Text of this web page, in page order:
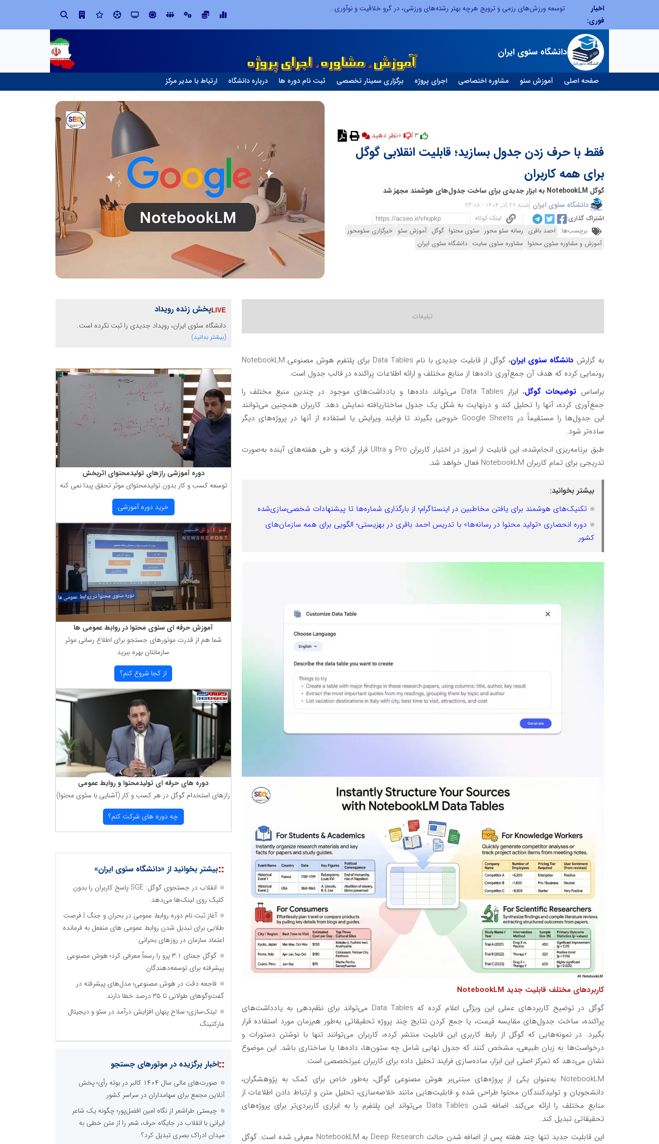
اخبار
فوری:
توسعه ورزش‌های رزمی و ترویج هرچه بهتر رشته‌های ورزشی، در گرو خلاقیت و نوآوری است نوآوری و یادگیری دیجیتال؛
دانشگاه سئوی ایران
صفحه اصلی آموزش سئو مشاوره اختصاصی اجرای پروژه برگزاری سمینار تخصصی ثبت نام دوره ها درباره دانشگاه ارتباط با مدیر مرکز
3 |
فقط با حرف زدن جدول بسازید؛ قابلیت انقلابی گوگل
برای همه کاربران
گوگل NotebookLM به ابزار جدیدی برای ساخت جدول‌های هوشمند مجهز شد
دانشگاه سئوی ایران شنبه 29 آذر 1404 - 23:08
اشتراک گذاری:
لینک کوتاه
برچسب‌ها: احمد باقری رسانه سئو محور سئوی محتوا گوگل آموزش سئو خبرگزاری سئومحور
آموزش و مشاوره سئوی محتوا مشاوره سئوی سایت دانشگاه سئوی ایران
به گزارش دانشگاه سئوی ایران
، گوگل از قابلیت جدیدی با نام Data Tables برای پلتفرم هوش مصنوعی NotebookLM
رونمایی کرده که هدف آن جمع‌آوری داده‌ها از منابع مختلف و ارائه اطلاعات پراکنده در قالب جدول است.
براساس توضیحات گوگل
، ابزار Data Tables می‌تواند داده‌ها و یادداشت‌های موجود در چندین منبع مختلف را
جمع‌آوری کرده، آنها را تحلیل کند و درنهایت به شکل یک جدول ساختاریافته نمایش دهد. کاربران همچنین می‌توانند
این جدول‌ها را مستقیماً در Google Sheets خروجی بگیرند تا فرایند ویرایش یا استفاده از آنها در پروژه‌های دیگر
ساده‌تر شود.
طبق برنامه‌ریزی انجام‌شده، این قابلیت از امروز در اختیار کاربران Pro و Ultra قرار گرفته و طی هفته‌های آینده به‌صورت
تدریجی برای تمام کاربران NotebookLM فعال خواهد شد.
بیشتر بخوانید:
تکنیک‌های هوشمند برای یافتن مخاطبین در اینستاگرام؛ از بارگذاری شماره‌ها تا پیشنهادات شخصی‌سازی‌شده
دوره انحصاری «تولید محتوا در رسانه‌ها» با تدریس احمد باقری در بهزیستی؛ الگویی برای همه سازمان‌های
کشور
کاربردهای مختلف قابلیت جدید NotebookLM
گوگل در توضیح کاربردهای عملی این ویژگی اعلام کرده که Data Tables می‌تواند برای نظم‌دهی به یادداشت‌های
پراکنده، ساخت جدول‌های مقایسه قیمت، یا جمع‌ کردن نتایج چند پروژه تحقیقاتی به‌طور هم‌زمان مورد استفاده قرار
بگیرد. در نمونه‌هایی که گوگل از رابط کاربری این قابلیت منتشر کرده، کاربران می‌توانند تنها با نوشتن دستورات و
درخواست‌ها به زبان طبیعی، مشخص کنند که جدول نهایی شامل چه ستون‌ها، داده‌ها یا ساختاری باشد. این موضوع
نشان می‌دهد که تمرکز اصلی این ابزار، ساده‌سازی فرایند تحلیل داده برای کاربران غیرتخصصی است.
NotebookLM به‌عنوان یکی از پروژه‌های مبتنی‌بر هوش مصنوعی گوگل، به‌طور خاص برای کمک به پژوهشگران،
دانشجویان و تولیدکنندگان محتوا طراحی شده و قابلیت‌هایی مانند خلاصه‌سازی، تحلیل متن و ارتباط دادن اطلاعات از
منابع مختلف را ارائه می‌کند. اضافه شدن Data Tables می‌تواند این پلتفرم را به ابزاری کاربردی‌تر برای پروژه‌های
تحقیقاتی تبدیل کند.
این قابلیت جدید تنها چند هفته پس از اضافه شدن حالت Deep Research به NotebookLM معرفی شده است. گوگل
پخش زنده رویداد
دانشگاه سئوی ایران، رویداد جدیدی را ثبت نکرده است.
(بیشتر بدانید)
دوره آموزشی رازهای تولیدمحتوای اثربخش
توسعه كسب و كار بدون تولیدمحتوای موثر تحقق پبدا نمی كنه
خرید دوره آموزشی
آموزش حرفه ای سئوی محتوا در روابط عمومی ها
شما هم از قدرت موتورهای جستجو برای اطلاع رسانی موثر
سازمانتان بهره ببرید
از كجا شروع كنم؟
دوره های حرفه ای تولیدمحتوا و روابط عمومی
رازهای استخدام گوگل در هر كسب و كار (آشنایی با سئوی محتوا)
چه دوره های شركت كنم؟
::بیشتر بخوانید از «دانشگاه سئوی ایران»
انقلاب در جستجوی گوگل: SGE پاسخ کاربران را بدون
کلیک روی لینک‌ها می‌دهد
آغاز ثبت نام دوره روابط عمومی در بحران و جنگ | فرصت
طلایی برای تبدیل شدن روابط عمومی های منفعل به فرمانده
اعتماد سازمان در روزهای بحرانی
گوگل جمنای ۳.۱ پرو را رسماً معرفی کرد؛ هوش مصنوعی
پیشرفته برای توسعه‌دهندگان
فاجعه دقت در هوش مصنوعی؛ مدل‌های پیشرفته در
گفت‌وگوهای طولانی تا ۳۵ درصد خطا دارند
لینک‌سازی؛ سلاح پنهان افزایش درآمد در سئو و دیجیتال
مارکتینگ
::اخبار برگزیده در موتورهای جستجو
صورت‌های مالی سال ۱۴۰۴ کالبر در بوته رأی؛ پخش
آنلاین مجمع برای سهامداران در سراسر کشور
چیستی طراشعر از نگاه امین افضل‌پور؛ چگونه یک شاعر
ایرانی با انقلاب در جایگاه حرف، شعر را از متن خطی به
میدان ادراک بصری تبدیل کرد؟